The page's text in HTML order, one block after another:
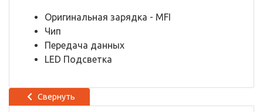
Свернуть
Оригинальная зарядка - MFI
Чип
Передача данных
LED Подсветка